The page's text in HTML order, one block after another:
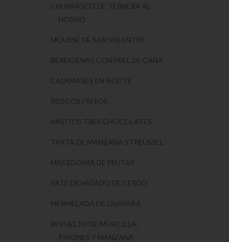
CHURRASCO DE TERNERA AL
HORNO
MOUSSE DE SAN VALENTÍN
BERENJENAS CON MIEL DE CAÑA
CALAMARES EN ACEITE
ROSCOS FRITOS
VASITOS TRES CHOCOLATES
TARTA DE MANZANA STREUSSEL
MACEDONIA DE FRUTAS
PATÉ DE HÍGADO DE CERDO
MERMELADA DE GUAYABA
REVUELTO DE MORCILLA,
PIÑONES Y MANZANA